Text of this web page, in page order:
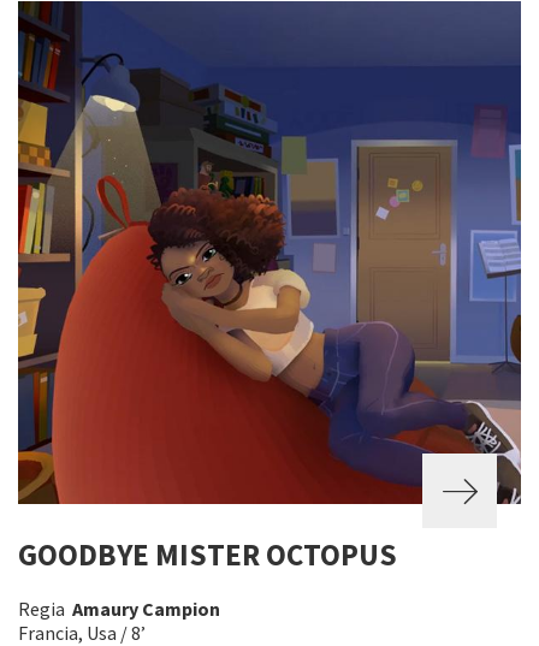
GOODBYE MISTER OCTOPUS
Regia Amaury Campion
Francia, Usa / 8’